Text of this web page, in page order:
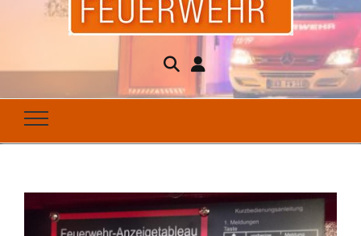
Steinbacher
Feuerwehr
Seit 1877 für Ihren Brandschutz da